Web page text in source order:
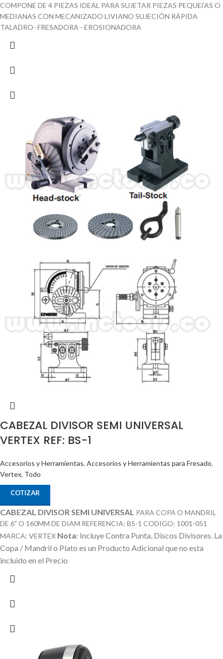
COMPONE DE 4 PIEZAS IDEAL PARA SUJETAR PIEZAS PEQUEí‘AS O
MEDIANAS CON MECANIZADO LIVIANO SUJECIÓN RÁPIDA
TALADRO- FRESADORA - EROSIONADORA
CABEZAL DIVISOR SEMI UNIVERSAL
VERTEX REF: BS-1
Accesorios y Herramientas, Accesorios y Herramientas para Fresado,
Vertex, Todo
COTIZAR
CABEZAL DIVISOR SEMI UNIVERSAL PARA COPA O MANDRIL
DE 6" O 160MM DE DIAM REFERENCIA: BS-1 CODIGO: 1001-051
MARCA: VERTEX Nota: Incluye Contra Punta, Discos Divisores. La
Copa / Mandril o Plato es un Producto Adicional que no esta
incluido en el Precio